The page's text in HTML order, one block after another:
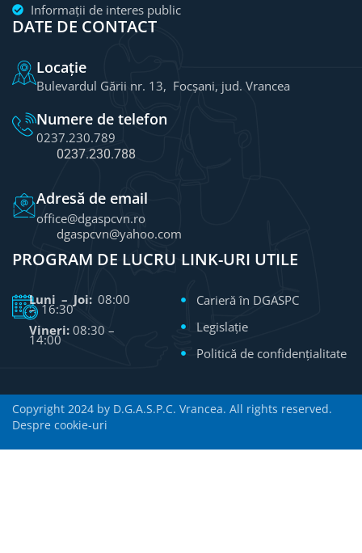
Informații de interes public
DATE DE CONTACT
Locație
Bulevardul Gării nr. 13, Focșani, jud. Vrancea
Numere de telefon
0237.230.789
0237.230.788
Adresă de email
office@dgaspcvn.ro
dgaspcvn@yahoo.com
PROGRAM DE LUCRU
Luni – Joi: 08:00
– 16:30
Vineri: 08:30 –
14:00
LINK-URI UTILE
Carieră în DGASPC
Legislație
Politică de confidențialitate
Copyright 2024 by D.G.A.S.P.C. Vrancea. All rights reserved.
Despre cookie-uri